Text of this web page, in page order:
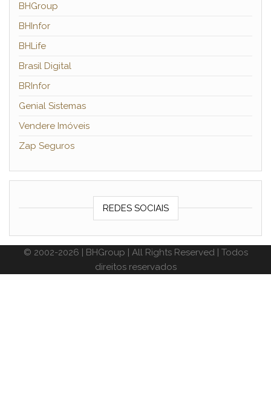
BHGroup
BHInfor
BHLife
Brasil Digital
BRInfor
Genial Sistemas
Vendere Imóveis
Zap Seguros
REDES SOCIAIS
© 2002-2026 | BHGroup | All Rights Reserved | Todos
direitos reservados